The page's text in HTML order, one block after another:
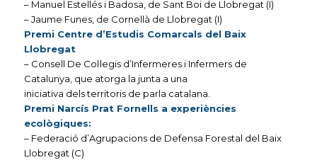
– Manuel Estellés i Badosa, de Sant Boi de Llobregat (I)
– Jaume Funes, de Cornellà de Llobregat (I)
Premi Centre d’Estudis Comarcals del Baix
Llobregat
– Consell De Col·legis d’Infermeres i Infermers de
Catalunya, que atorga la junta a una
iniciativa dels territoris de parla catalana.
Premi Narcís Prat Fornells a experiències
ecològiques:
– Federació d’Agrupacions de Defensa Forestal del Baix
Llobregat (C)